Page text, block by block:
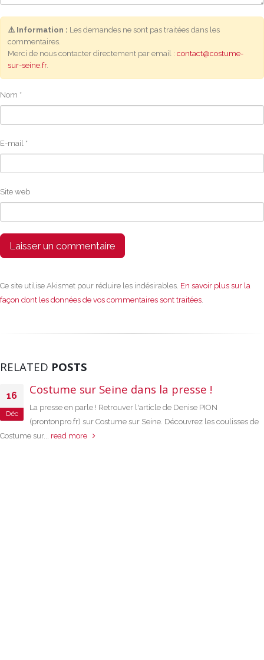
⚠️ Information : Les demandes ne sont pas traitées dans les
commentaires.
Merci de nous contacter directement par email : contact@costume-
sur-seine.fr.
Nom *
E-mail *
Site web
Ce site utilise Akismet pour réduire les indésirables. En savoir plus sur la
façon dont les données de vos commentaires sont traitées.
RELATED POSTS
16
Déc
Costume sur Seine dans la presse !
La presse en parle ! Retrouver l'article de Denise PION
(prontonpro.fr) sur Costume sur Seine. Découvrez les coulisses de
Costume sur... read more